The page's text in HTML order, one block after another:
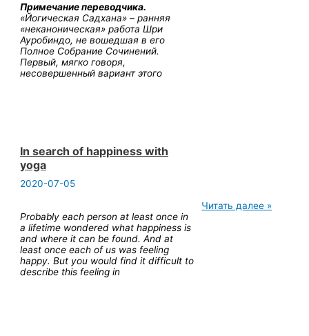
Примечание переводчика.
«Йогическая Садхана» – ранняя
«неканоническая» работа Шри
Ауробиндо, не вошедшая в его
Полное Собрание Сочинений.
Первый, мягко говоря,
несовершенный вариант этого
In search of happiness with
yoga
2020-07-05
Probably each person at least once in
a lifetime wondered what happiness is
and where it can be found. And at
least once each of us was feeling
happy. But you would find it difficult to
describe this feeling in
In
Читать далее »